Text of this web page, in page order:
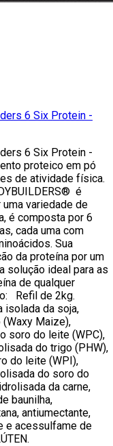
6 Six Protein -
6 Six Protein -
proteico em pó
de atividade física.
é
variedade de
é composta por 6
cada uma com
Sua
da proteína por um
solução ideal para as
de qualquer
Refil de 2kg.
da soja,
Maize),
soro do leite (WPC),
do trigo (PHW),
do leite (WPI),
do soro do
da carne,
baunilha,
antiumectante,
e acessulfame de